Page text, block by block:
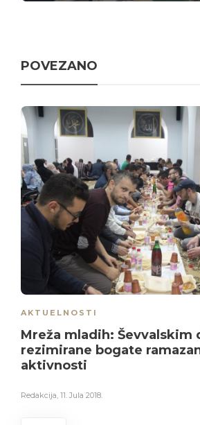
POVEZANO
AKTUELNOSTI
Mreža mladih: Ševvalskim
rezimirane bogate
aktivnosti
Redakcija 11. Jula 2018.